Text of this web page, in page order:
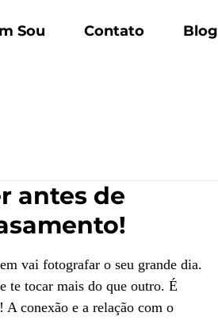
Sou Contato Blog
antes de
vai fotografar o seu grande dia.
te tocar mais do que outro. É
A conexão e a relação com o